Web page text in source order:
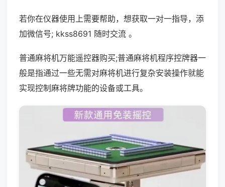
若你在仪器使用上需要帮助，想获取一对一指导，添
加微信号; kkss8691 随时交流 。
普通麻将机万能遥控器购买;普通麻将机程序控牌器一
般是指通过一些无需对麻将机进行复杂安装操作就能
实现控制麻将牌功能的设备或工具。